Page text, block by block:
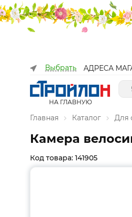
Выбрать АДРЕСА
НА ГЛАВНУЮ
Главная Каталог Для
Камера
Код товара: 141905